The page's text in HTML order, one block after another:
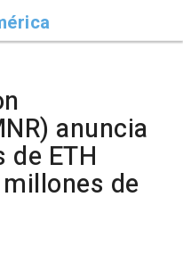
anuncia
ETH
de